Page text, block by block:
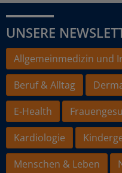
UNSERE
Allgemeinmedizin und
Beruf & Alltag
E-Health
Kardiologie
Menschen & Leben